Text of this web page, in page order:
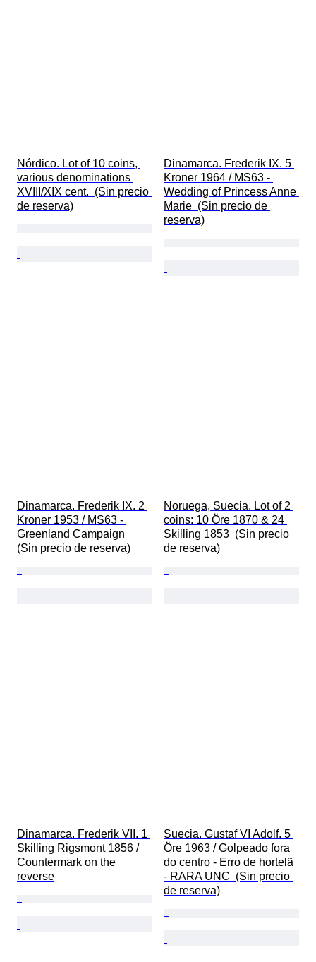
Nórdico. Lot of 10 coins,
various denominations
XVIII/XIX cent.  (Sin precio
de reserva)
Dinamarca. Frederik IX. 5
Kroner 1964 / MS63 -
Wedding of Princess Anne
Marie  (Sin precio de
reserva)
Dinamarca. Frederik IX. 2
Kroner 1953 / MS63 -
Greenland Campaign
(Sin precio de reserva)
Noruega, Suecia. Lot of 2
coins: 10 Öre 1870 & 24
Skilling 1853  (Sin precio
de reserva)
Dinamarca. Frederik VII. 1
Skilling Rigsmont 1856 /
Countermark on the
reverse
Suecia. Gustaf VI Adolf. 5
Öre 1963 / Golpeado fora
do centro - Erro de hortelã
- RARA UNC  (Sin precio
de reserva)